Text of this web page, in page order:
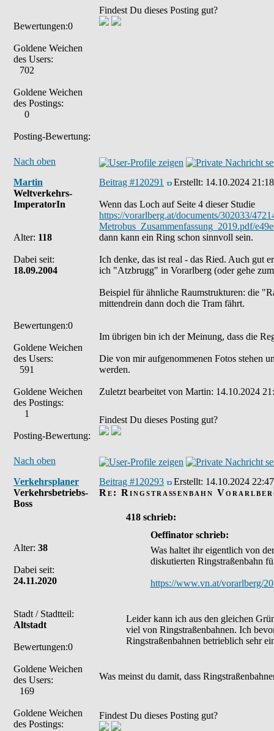
Bewertungen:0
Goldene Weichen
des Users:
702
Goldene Weichen
des Postings:
0
Posting-Bewertung:
Findest Du dieses Posting gut?
Nach oben
Martin
Weltverkehrs-
ImperatorIn
Alter: 118
Dabei seit:
18.09.2004
Bewertungen:0
Goldene Weichen
des Users:
591
Goldene Weichen
des Postings:
1
Posting-Bewertung:
Beitrag #120291 Erstellt: 14.10.2024 21:18
Wenn das Loch auf Seite 4 dieser Studie
https://vorarlberg.at/documents/302033/
Metrobus_Zusammenfassung_2019.pdf/
dann kann ein Ring schon sinnvoll sein.
Ich denke, das ist real - das Ried. Auch gut
ich "Atzbrugg" in Vorarlberg (oder gehe
Beispiel für ähnliche Raumstrukturen: die
mittendrein dann doch die Tram fährt.
Im übrigen bin ich der Meinung, dass die
Die von mir aufgenommenen Fotos stehen
werden.
Zuletzt bearbeitet von Martin: 14.10.2024
Findest Du dieses Posting gut?
Nach oben
Verkehrsplaner
Verkehrsbetriebs-
Boss
Alter: 38
Dabei seit:
24.11.2020
Stadt / Stadtteil:
Altstadt
Bewertungen:0
Goldene Weichen
des Users:
169
Goldene Weichen
des Postings:
Beitrag #120293 Erstellt: 14.10.2024 22:47
Re: Ringstraßenbahn
418 schrieb:
Oeffinator schrieb:
Was haltet ihr eigentlich von
diskutierten Ringstraßenbahn
https://www.vn.at/vorarlberg/
Leider kann ich aus den gleichen
viel von Ringstraßenbahnen. Ich
Ringstraßenbahnen betrieblich sehr
Was meinst du damit, dass
Findest Du dieses Posting gut?